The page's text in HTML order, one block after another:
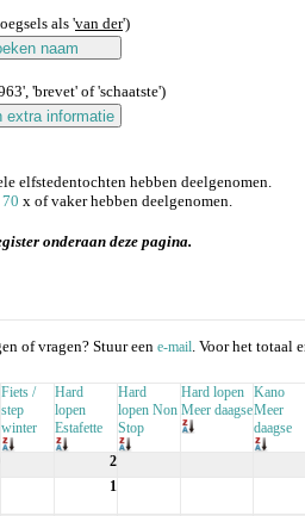
als 'van der')
'brevet' of 'schaatste')
elfstedentochten hebben deelgenomen.
70 x of vaker hebben deelgenomen.
onderaan deze pagina.
of vragen? Stuur een e-mail. Voor het totaal
Fiets /
step
winter
Hard
lopen
Estafette
Hard
lopen Non
Stop
Hard lopen
Meer daagse
Kano
Meer
daagse
2
1